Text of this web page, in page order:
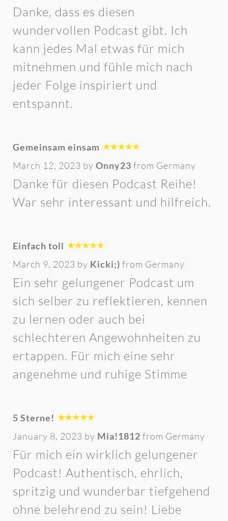
Danke, dass es diesen
wundervollen Podcast gibt. Ich
kann jedes Mal etwas für mich
mitnehmen und fühle mich nach
jeder Folge inspiriert und
entspannt.
Gemeinsam einsam
March 12, 2023 by Onny23 from Germany
Danke für diesen Podcast Reihe!
War sehr interessant und hilfreich.
Einfach toll
March 9, 2023 by Kicki;) from Germany
Ein sehr gelungener Podcast um
sich selber zu reflektieren, kennen
zu lernen oder auch bei
schlechteren Angewohnheiten zu
ertappen. Für mich eine sehr
angenehme und ruhige Stimme
5 Sterne!
January 8, 2023 by Mia!1812 from Germany
Für mich ein wirklich gelungener
Podcast! Authentisch, ehrlich,
spritzig und wunderbar tiefgehend
ohne belehrend zu sein! Liebe